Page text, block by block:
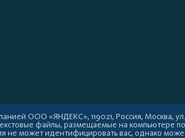
ООО «ЯНДЕКС», 119021, Россия, Москва, ул.
файлы, размещаемые на компьютере
не может идентифицировать вас, однако